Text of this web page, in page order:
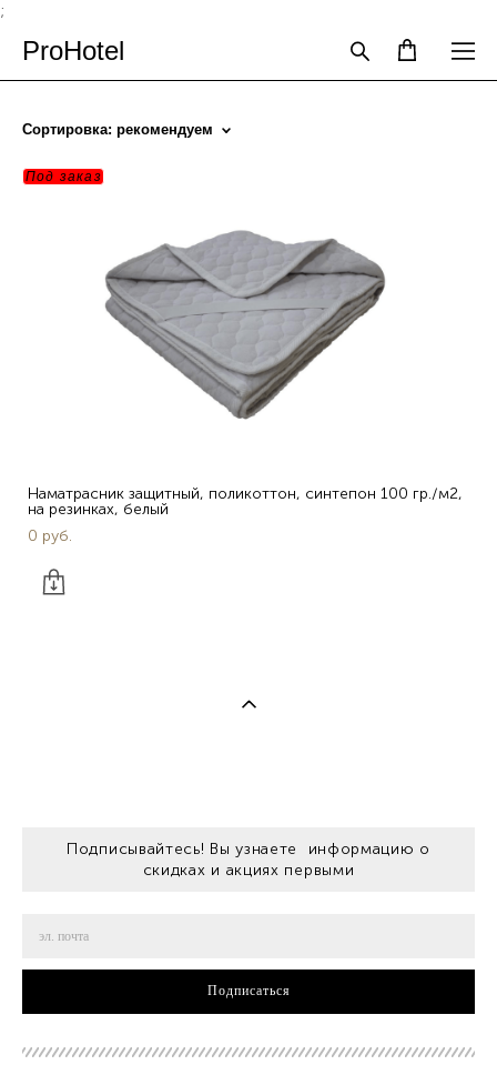
;
ProHotel
Сортировка: рекомендуем
Под заказ
Наматрасник защитный, поликоттон, синтепон 100 гр./м2,
на резинках, белый
0 pуб.
Подписывайтесь! Вы узнаете информацию о
скидках и акциях первыми
Подписаться